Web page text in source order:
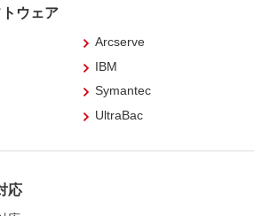
ウェア
Arcserve
IBM
Symantec
UltraBac
応